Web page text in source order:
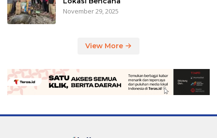
November 29, 2025
View More